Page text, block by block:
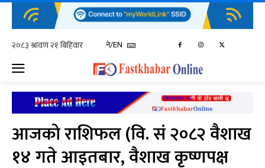
ने/EN
आजको राशिफल (वि. सं २०८२ वैशाख
१४ गते आइतबार, वैशाख कृष्णपक्ष